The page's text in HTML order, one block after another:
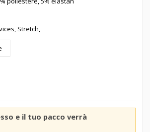
Stretch,
e il tuo pacco verrà